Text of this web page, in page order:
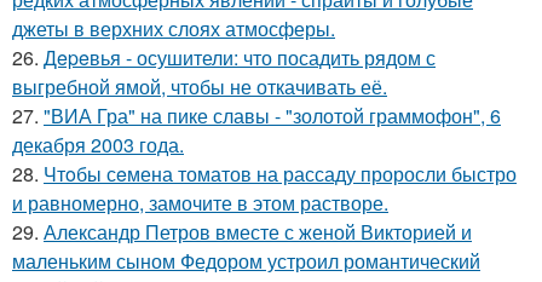
джеты в верхних слоях атмосферы.
26. Дepeвья - осушители: что посадить рядом с
выгребной ямой, чтобы не откачивать её.
27. "ВИА Гра" на пике славы - "золотой граммофон", 6
декабря 2003 года.
28. Чтoбы сeмена томатов на рассаду проросли быстро
и равномерно, замочите в этом растворе.
29. Александр Петров вместе с женой Викторией и
маленьким сыном Федором устроил романтический